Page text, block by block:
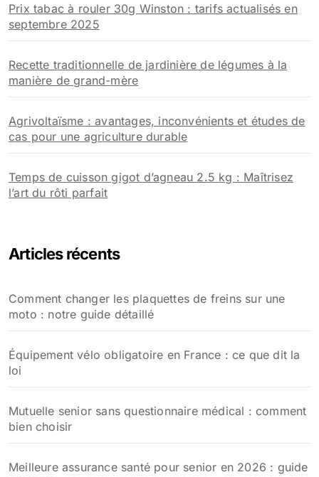
Prix tabac à rouler 30g Winston : tarifs actualisés en
septembre 2025
Recette traditionnelle de jardinière de légumes à la
manière de grand-mère
Agrivoltaïsme : avantages, inconvénients et études de
cas pour une agriculture durable
Temps de cuisson gigot d’agneau 2.5 kg : Maîtrisez
l’art du rôti parfait
Articles récents
Comment changer les plaquettes de freins sur une
moto : notre guide détaillé
Équipement vélo obligatoire en France : ce que dit la
loi
Mutuelle senior sans questionnaire médical : comment
bien choisir
Meilleure assurance santé pour senior en 2026 : guide